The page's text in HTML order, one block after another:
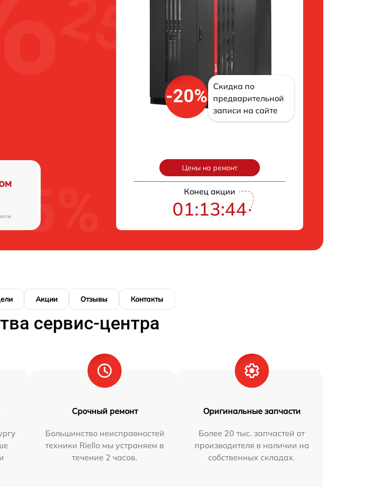
-20%
Скидка по
предварительной
записи на сайте
Цены на ремонт
Конец акции
01:13:43
Акции Отзывы Контакты
сервис-центра
Срочный ремонт
Большинство неисправностей
техники Riello мы устраняем в
течение 2 часов.
Оригинальные запчасти
Более 20 тыс. запчастей от
производителя в наличии на
собственных складах.